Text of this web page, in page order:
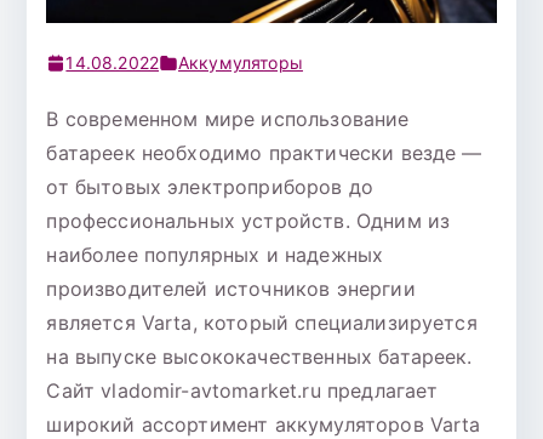
14.08.2022 Аккумуляторы
В современном мире использование
батареек необходимо практически везде —
от бытовых электроприборов до
профессиональных устройств. Одним из
наиболее популярных и надежных
производителей источников энергии
является Varta, который специализируется
на выпуске высококачественных батареек.
Сайт vladomir-avtomarket.ru предлагает
широкий ассортимент аккумуляторов Varta